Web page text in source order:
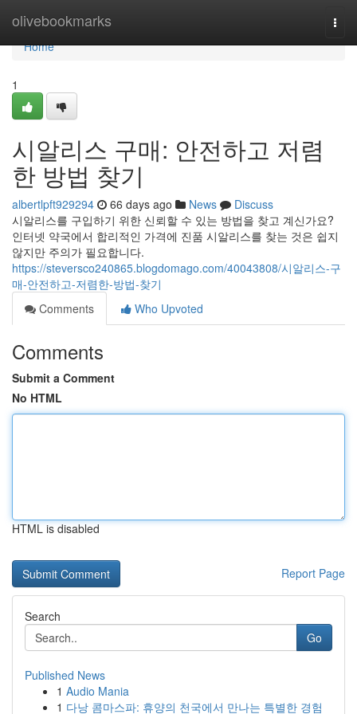
olivebookmarks
Home
Home
1
시알리스 구매: 안전하고 저렴
한 방법 찾기
albertlpft929294 66 days ago News
Discuss
시알리스를 구입하기 위한 신뢰할 수 있는 방법을 찾고 계신가요?
인터넷 약국에서 합리적인 가격에 진품 시알리스를 찾는 것은 쉽지
않지만 주의가 필요합니다.
https://steversco240865.blogdomago.com/40043808/시알리스-구
매-안전하고-저렴한-방법-찾기
Comments
Who Upvoted
Comments
Submit a Comment
No HTML
HTML is disabled
Report Page
Search
Go
Published News
1 Audio Mania
1 다낭 콤마스파: 휴양의 천국에서 만나는 특별한 경험